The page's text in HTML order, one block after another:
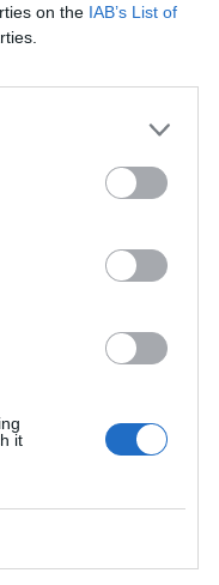
on the IAB’s List of
it
Pridajte ovsené
do nej vlejte. Formu
rozdrobené cesto
šľahačky.
krému. Ten potom
navrch a pritlačte.